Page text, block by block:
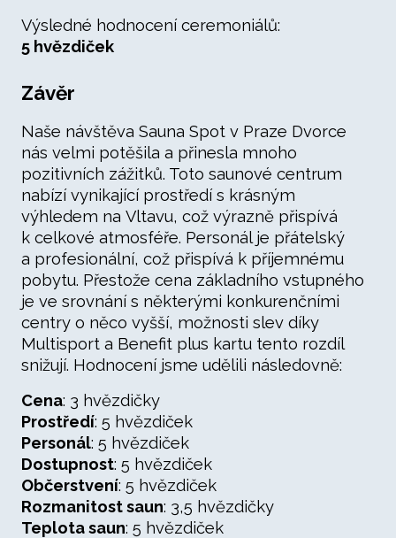
Výsledné hodnocení ceremoniálů:
5 hvězdiček
Závěr
Naše návštěva Sauna Spot v Praze Dvorce
nás velmi potěšila a přinesla mnoho
pozitivních zážitků. Toto saunové centrum
nabízí vynikající prostředí s krásným
výhledem na Vltavu, což výrazně přispívá
k celkové atmosféře. Personál je přátelský
a profesionální, což přispívá k příjemnému
pobytu. Přestože cena základního vstupného
je ve srovnání s některými konkurenčními
centry o něco vyšší, možnosti slev díky
Multisport a Benefit plus kartu tento rozdíl
snižují. Hodnocení jsme udělili následovně:
Cena: 3 hvězdičky
Prostředí: 5 hvězdiček
Personál: 5 hvězdiček
Dostupnost: 5 hvězdiček
Občerstvení: 5 hvězdiček
Rozmanitost saun: 3,5 hvězdičky
Teplota saun: 5 hvězdiček